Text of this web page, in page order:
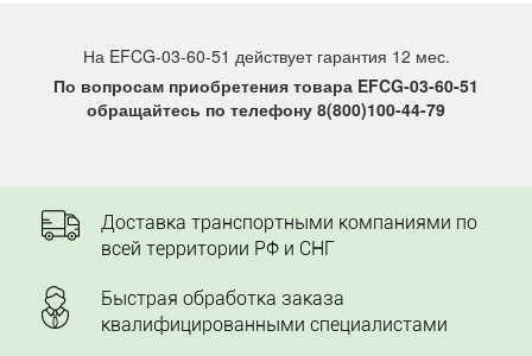
На EFCG-03-60-51 действует гарантия 12 мес.
По вопросам приобретения товара EFCG-03-60-51
обращайтесь по телефону 8(800)100-44-79
Доставка транспортными компаниями по
всей территории РФ и СНГ
Быстрая обработка заказа
квалифицированными специалистами